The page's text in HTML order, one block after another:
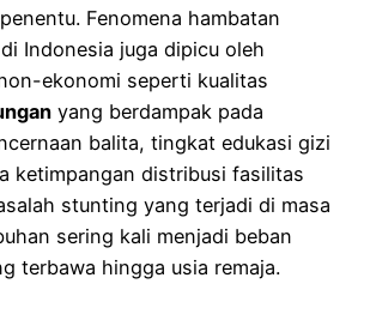
Fenomena hambatan
Indonesia juga dipicu oleh
ekonomi seperti kualitas
yang berdampak pada
balita, tingkat edukasi gizi
ketimpangan distribusi fasilitas
stunting yang terjadi di masa
sering kali menjadi beban
terbawa hingga usia remaja.